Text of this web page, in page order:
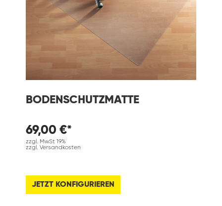
BODENSCHUTZMATTE
69,00 €*
zzgl. MwSt 19%
zzgl. Versandkosten
JETZT KONFIGURIEREN